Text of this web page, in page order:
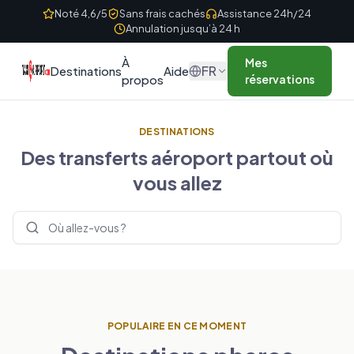
Skip to content
Noté 4,6/5 Sans frais cachés
Assistance 24h/24
Annulation jusqu’à 24 h
Destinations
À
propos
Aide FR
Mes
réservations
DESTINATIONS
Des transferts aéroport partout où
vous allez
Rechercher des destinations
POPULAIRE EN CE MOMENT